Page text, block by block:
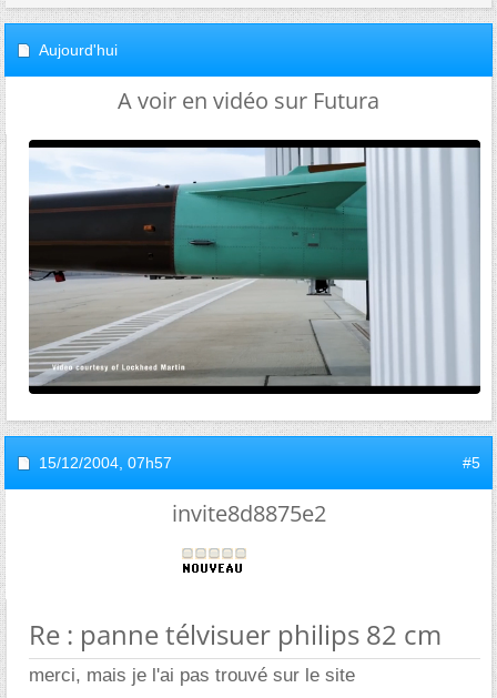
Aujourd'hui
A voir en vidéo sur Futura
15/12/2004, 07h57 #5
invite8d8875e2
Re : panne télvisuer philips 82 cm
merci, mais je l'ai pas trouvé sur le site